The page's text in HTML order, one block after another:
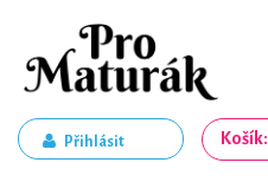
Přihlásit Košík: